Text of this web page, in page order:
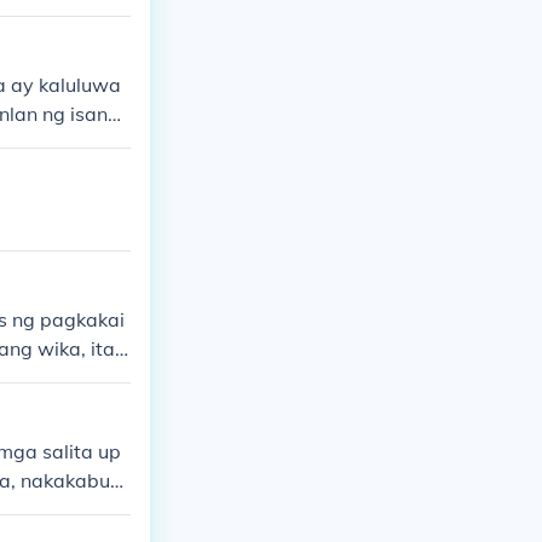
ay kaluluwa
ng isang l
at kultura s
ng pagkakai
wika, itag
salita up
nakakabuo